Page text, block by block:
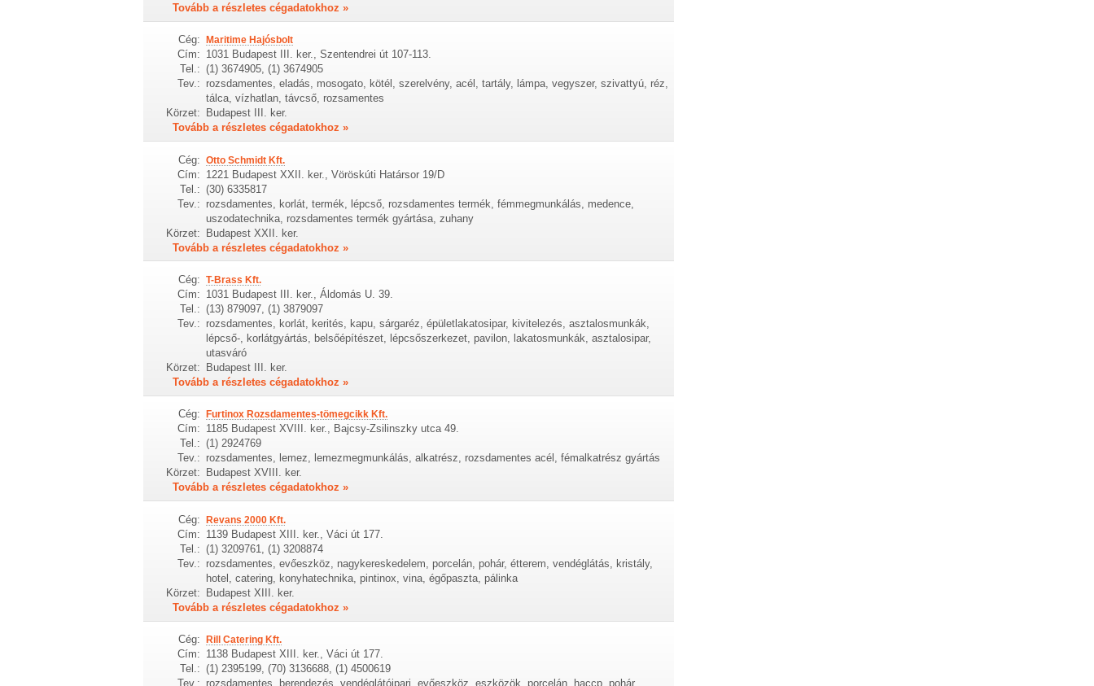
Tovább a részletes cégadatokhoz »
Cég: Maritime Hajósbolt
Cím: 1031 Budapest III. ker., Szentendrei út 107-113.
Tel.: (1) 3674905, (1) 3674905
Tev.: rozsdamentes, eladás, mosogato, kötél, szerelvény, acél, tartály, lámpa, vegyszer, szivattyú, réz,
tálca, vízhatlan, távcső, rozsamentes
Körzet:
Budapest III. ker.
Tovább a részletes cégadatokhoz »
Cég: Otto Schmidt Kft.
Cím: 1221 Budapest XXII. ker., Vöröskúti Határsor 19/D
Tel.: (30) 6335817
Tev.: rozsdamentes, korlát, termék, lépcső, rozsdamentes termék, fémmegmunkálás, medence,
uszodatechnika, rozsdamentes termék gyártása, zuhany
Körzet: Budapest XXII. ker.
Tovább a részletes cégadatokhoz »
Cég: T-Brass Kft.
Cím: 1031 Budapest III. ker., Áldomás U. 39.
Tel.: (13) 879097, (1) 3879097
Tev.: rozsdamentes, korlát, kerités, kapu, sárgaréz, épületlakatosipar, kivitelezés, asztalosmunkák,
lépcső-, korlátgyártás, belsőépítészet, lépcsőszerkezet, pavilon, lakatosmunkák, asztalosipar,
utasváró
Körzet:
Budapest III. ker.
Tovább a részletes cégadatokhoz »
Cég: Furtinox Rozsdamentes-tömegcikk Kft.
Cím: 1185 Budapest XVIII. ker., Bajcsy-Zsilinszky utca 49.
Tel.: (1) 2924769
Tev.: rozsdamentes, lemez, lemezmegmunkálás, alkatrész, rozsdamentes acél, fémalkatrész gyártás
Körzet:
Budapest XVIII. ker.
Tovább a részletes cégadatokhoz »
Cég: Revans 2000 Kft.
Cím: 1139 Budapest XIII. ker., Váci út 177.
Tel.: (1) 3209761, (1) 3208874
Tev.: rozsdamentes, evőeszköz, nagykereskedelem, porcelán, pohár, étterem, vendéglátás, kristály,
hotel, catering, konyhatechnika, pintinox, vina, égőpaszta, pálinka
Körzet:
Budapest XIII. ker.
Tovább a részletes cégadatokhoz »
Cég: Rill Catering Kft.
Cím: 1138 Budapest XIII. ker., Váci út 177.
Tel.: (1) 2395199, (70) 3136688, (1) 4500619
Tev.: rozsdamentes, berendezés, vendéglátóipari, evőeszköz, eszközök, porcelán, haccp, pohár,